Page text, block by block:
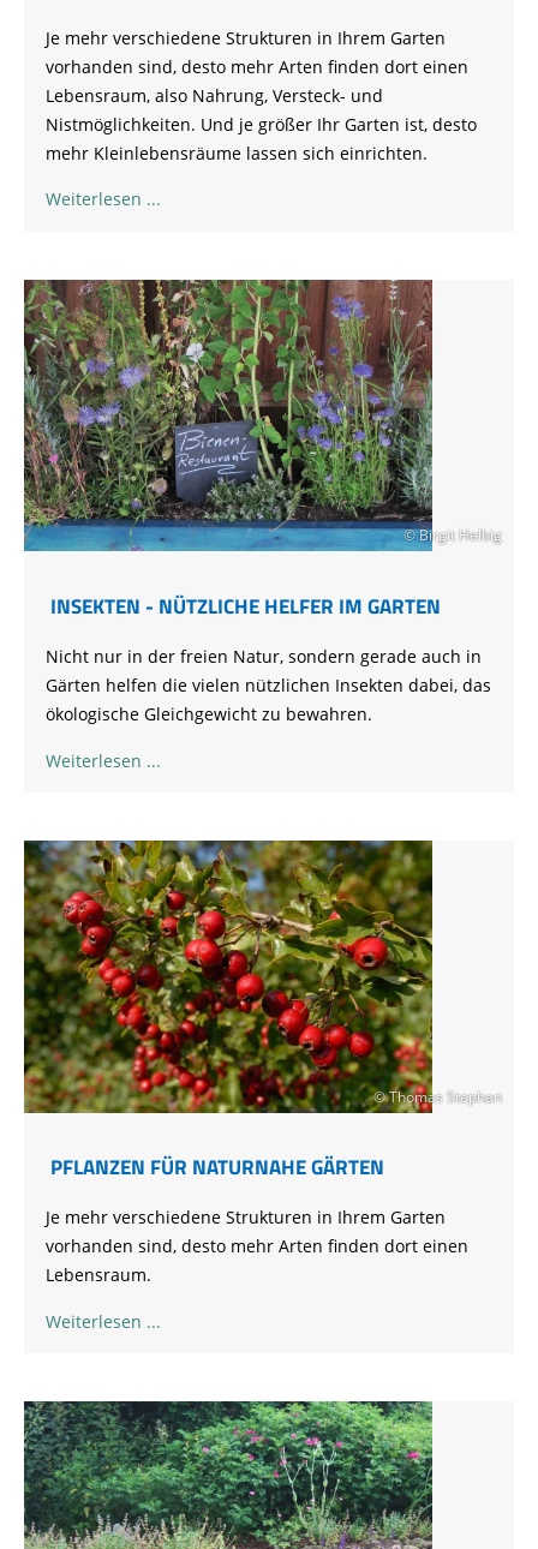
Je mehr verschiedene Strukturen in Ihrem Garten
vorhanden sind, desto mehr Arten finden dort einen
Lebensraum, also Nahrung, Versteck- und
Nistmöglichkeiten. Und je größer Ihr Garten ist, desto
mehr Kleinlebensräume lassen sich einrichten.
Weiterlesen
© Birgit Helbig
INSEKTEN - NÜTZLICHE HELFER IM GARTEN
Nicht nur in der freien Natur, sondern gerade auch in
Gärten helfen die vielen nützlichen Insekten dabei, das
ökologische Gleichgewicht zu bewahren.
Weiterlesen
© Thomas Stephan
PFLANZEN FÜR NATURNAHE GÄRTEN
Je mehr verschiedene Strukturen in Ihrem Garten
vorhanden sind, desto mehr Arten finden dort einen
Lebensraum.
Weiterlesen